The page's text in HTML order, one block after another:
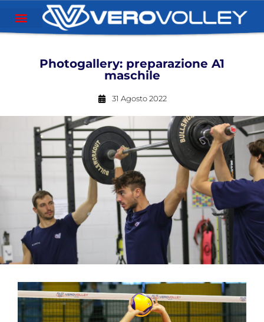
Photogallery: preparazione A1
maschile
31 Agosto 2022